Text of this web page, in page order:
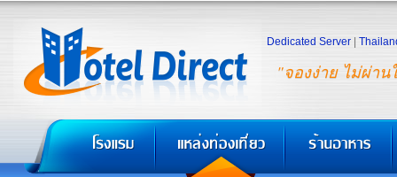
"จองง่าย ไม่ผ่าน
Dedicated Server